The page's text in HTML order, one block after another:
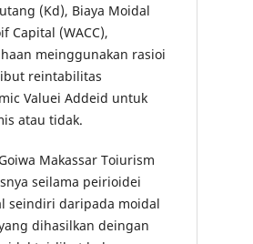
(Kd), Biaya Moidal
Capital (WACC),
meinggunakan rasioi
reintabilitas
Valuei Addeid untuk
atau tidak.
Makassar Toiurism
seilama peirioidei
seindiri daripada moidal
dihasilkan deingan